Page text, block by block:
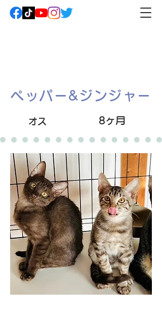
ペッパー&ジンジャー
オス 8ヶ月